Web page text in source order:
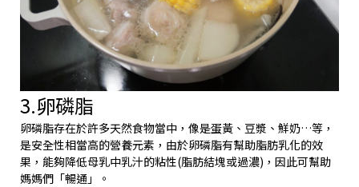
3.卵磷脂
卵磷脂存在於許多天然食物當中，像是蛋黃、豆漿、鮮奶…等，
是安全性相當高的營養元素，由於卵磷脂有幫助脂肪乳化的效
果，能夠降低母乳中乳汁的粘性(脂肪結塊或過濃)，因此可幫助
媽媽們「暢通」。